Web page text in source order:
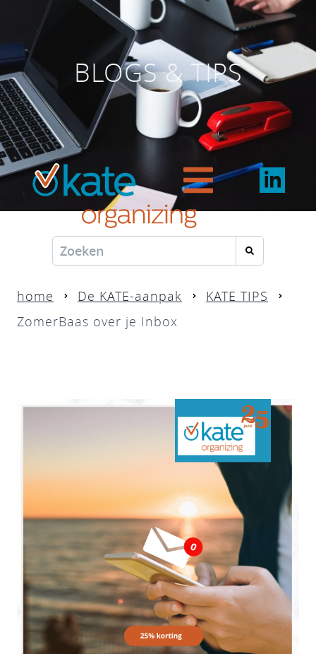
BLOGS & TIPS
home De KATE-aanpak
KATE TIPS
ZomerBaas over je Inbox